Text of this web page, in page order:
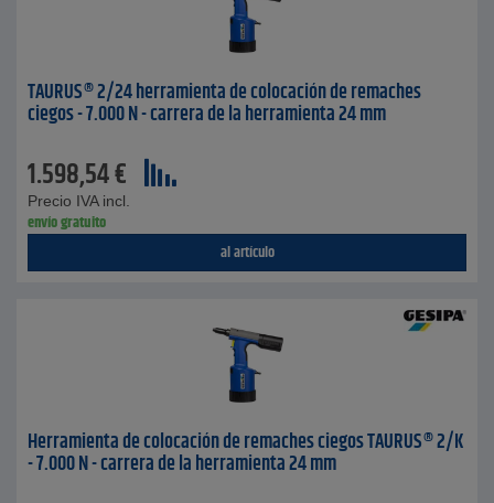
TAURUS® 2/24 herramienta de colocación de remaches
ciegos - 7.000 N - carrera de la herramienta 24 mm
1.598,54€
Precio IVA incl.
envío gratuito
al artículo
Herramienta de colocación de remaches ciegos TAURUS® 2/K
- 7.000 N - carrera de la herramienta 24 mm